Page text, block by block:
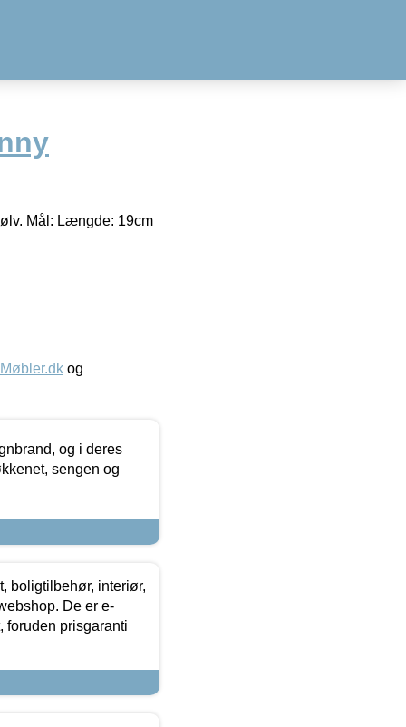
Mål: Længde: 19cm
og
og i deres
sengen og
boligtilbehør, interiør,
De er e-
foruden prisgaranti